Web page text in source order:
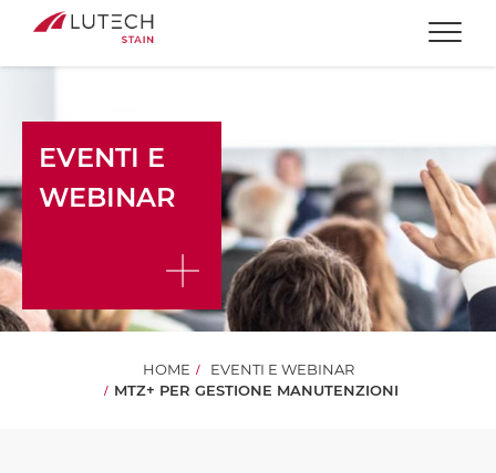
EVENTI E
WEBINAR
HOME
EVENTI E WEBINAR
MTZ+ PER GESTIONE MANUTENZIONI